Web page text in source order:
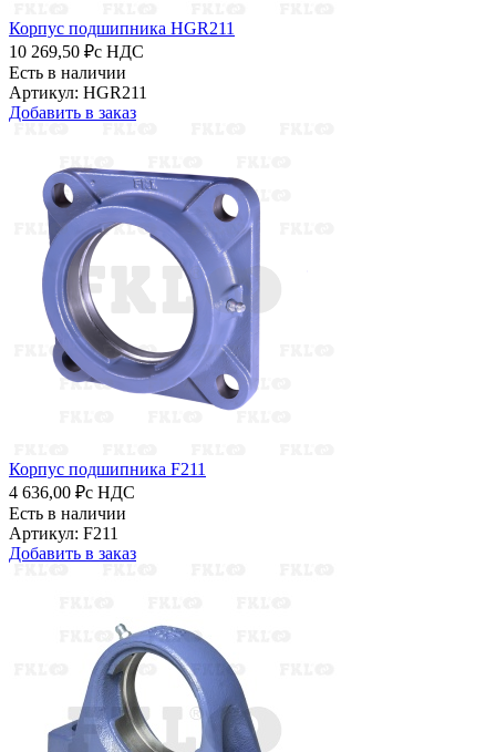
Корпус подшипника HGR211
10 269,50 ₽с НДС
Есть в наличии
Артикул: HGR211
Добавить в заказ
Корпус подшипника F211
4 636,00 ₽с НДС
Есть в наличии
Артикул: F211
Добавить в заказ